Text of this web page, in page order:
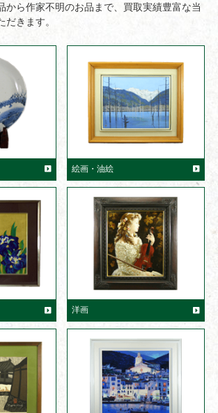
から作家不明のお品まで、買取実績豊富な当
だきます。
絵画・油絵
洋画